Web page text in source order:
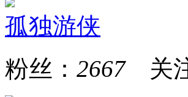
孤独游侠
粉丝： 2667关注